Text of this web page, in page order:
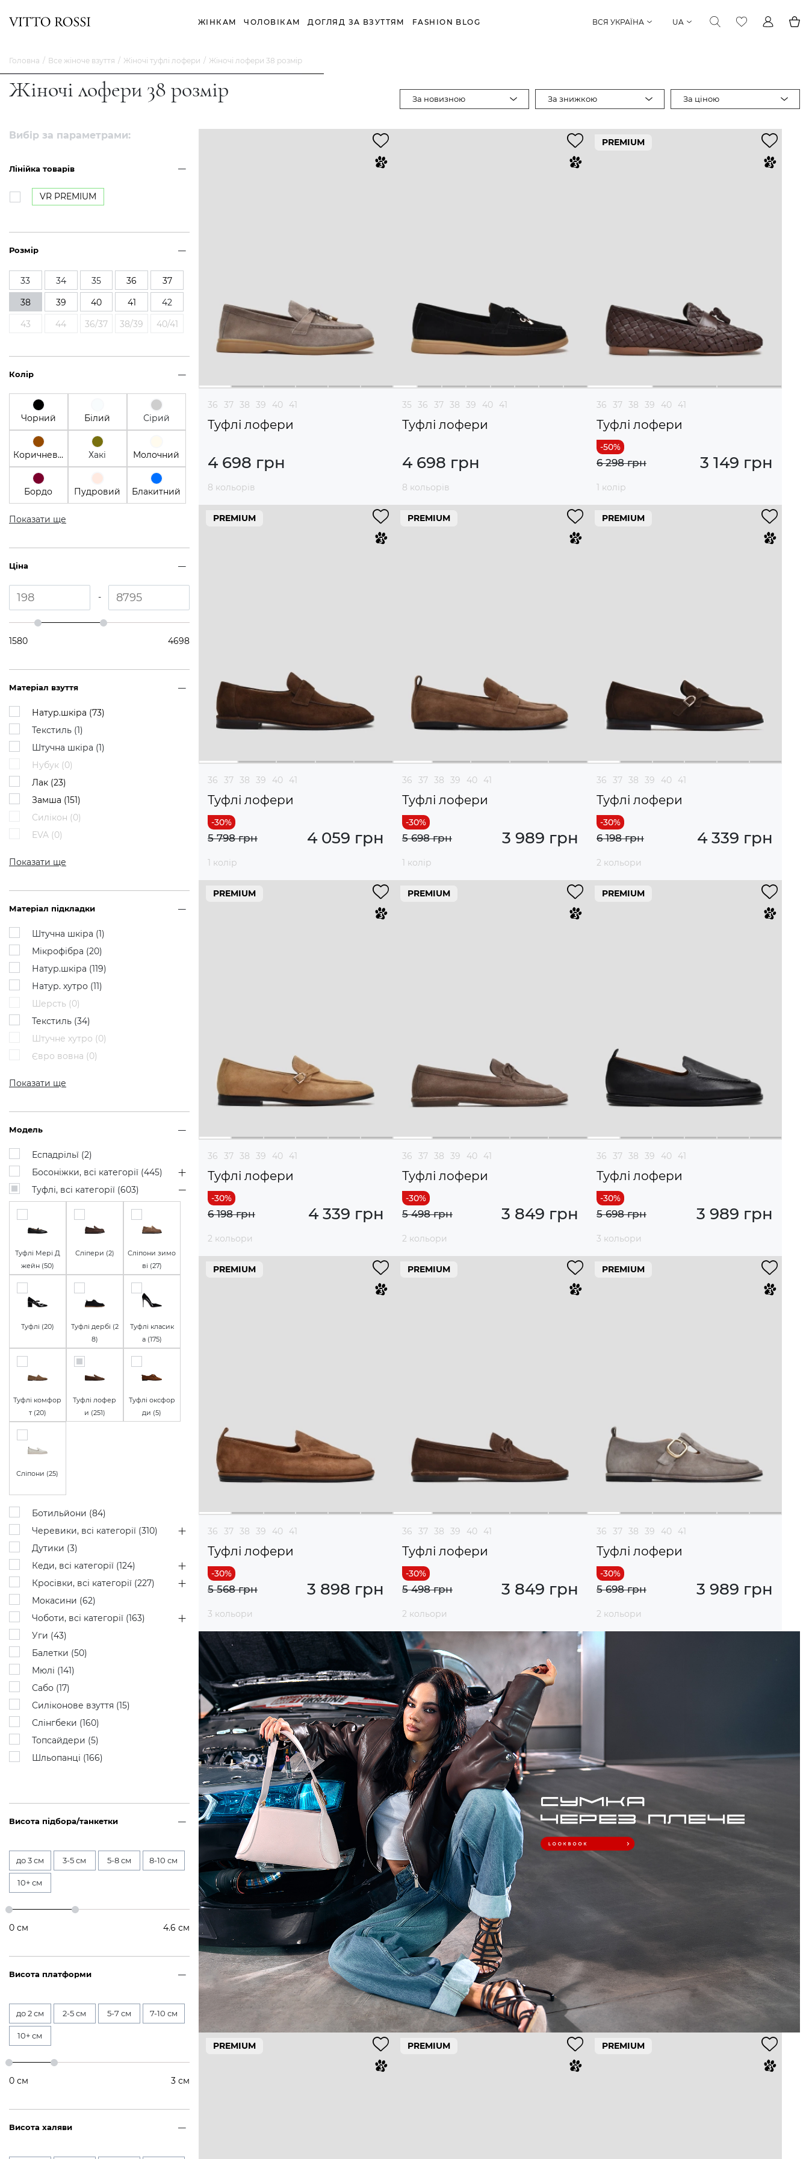
ЖІНКАМ ЧОЛОВІКАМ ДОГЛЯД ЗА ВЗУТТЯМ FASHION BLOG ВСЯ УКРАЇНА UA
Головна Все жіноче взуття Жіночі туфлі лофери Жіночі лофери 38 розмір
Жіночі лофери 38 розмір За новизною За знижкою За ціною
Вибір за параметрами:
Лінійка товарів
VR PREMIUM
Розмір
33 34 35 36
37
38
39 40 41
42
43
44 36/37 38/39 40/41
Колір
Чорний Білий Сірий
Коричневий Хакі Молочний
Бордо Пудровий Блакитний
Показати ще
Ціна
-
1580 4698
Матеріал взуття
Натур.шкіра (73)
Текстиль (1)
Штучна шкіра (1)
Нубук (0)
Лак (23)
Замша (151)
Силікон (0)
EVA (0)
Показати ще
Матеріал підкладки
Штучна шкіра (1)
Мікрофібра (20)
Натур.шкіра (119)
Натур. хутро (11)
Шерсть (0)
Текстиль (34)
Штучне хутро (0)
Євро вовна (0)
Показати ще
Модель
Еспадрільї (2)
Босоніжки, всі категорії (445)
Туфлі, всі категорії (603)
Туфлі Мері Д
жейн (50)
Сліпери (2)
Сліпони зимо
ві (27)
Туфлі (20) Туфлі дербі (2
8)
Туфлі класик
а (175)
Туфлі комфор
т (20)
Туфлі лофер
и (251)
Туфлі оксфор
ди (5)
Сліпони (25)
Ботильйони (84)
Черевики, всі категорії (310)
Дутики (3)
Кеди, всі категорії (124)
Кросівки, всі категорії (227)
Мокасини (62)
Чоботи, всі категорії (163)
Уги (43)
Балетки (50)
Мюлі (141)
Сабо (17)
Силіконове взуття (15)
Слінгбеки (160)
Топсайдери (5)
Шльопанці (166)
Висота підбора/танкетки
до 3 см 3-5 см 5-8 см 8-10 см
10+ см
0 см 4.6 см
Висота платформи
до 2 см 2-5 см 5-7 см 7-10 см
10+ см
0 см 3 см
Висота халяви
36 37 38 39 40 41
Туфлі лофери
4 698 грн
8 кольорів
35 36 37 38 39 40 41
Туфлі лофери
4 698 грн
8 кольорів
PREMIUM
36 37 38 39 40 41
Туфлі лофери
3 149 грн
6 298 грн
1 колір
PREMIUM
36 37 38 39 40 41
Туфлі лофери
4 059 грн
5 798 грн
1 колір
PREMIUM
36 37 38 39 40 41
Туфлі лофери
3 989 грн
5 698 грн
1 колір
PREMIUM
36 37 38 39 40 41
Туфлі лофери
4 339 грн
6 198 грн
2 кольори
PREMIUM
36 37 38 39 40 41
Туфлі лофери
4 339 грн
6 198 грн
2 кольори
PREMIUM
36 37 38 39 40 41
Туфлі лофери
3 849 грн
5 498 грн
2 кольори
PREMIUM
36 37 38 39 40 41
Туфлі лофери
3 989 грн
5 698 грн
3 кольори
PREMIUM
36 37 38 39 40 41
Туфлі лофери
3 898 грн
5 568 грн
3 кольори
PREMIUM
36 37 38 39 40 41
Туфлі лофери
3 849 грн
5 498 грн
2 кольори
PREMIUM
36 37 38 39 40 41
Туфлі лофери
3 989 грн
5 698 грн
2 кольори
PREMIUM PREMIUM PREMIUM